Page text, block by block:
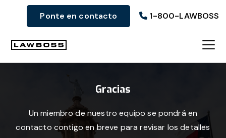
navegación
principal
principal
página
Ponte en contacto 1-800-LAWBOSS
Bufete
abogados
Uvalle
Gracias
Un miembro de nuestro equipo se pondrá en
contacto contigo en breve para revisar los detalles